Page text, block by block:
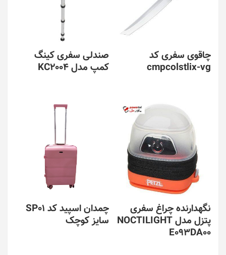
چاقوی سفری کد
cmpcolstlix-vg
صندلی سفری کینگ
کمپ مدل KC2004
نگهدارنده چراغ سفری
پتزل مدل NOCTILIGHT
E093DA00
چمدان اسپید کد SP01
سایز کوچک